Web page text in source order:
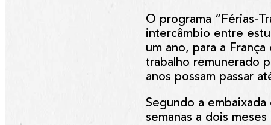
O programa “Férias-
intercâmbio entre
um ano, para a
trabalho remunerado
anos possam passar
Segundo a
semanas a dois